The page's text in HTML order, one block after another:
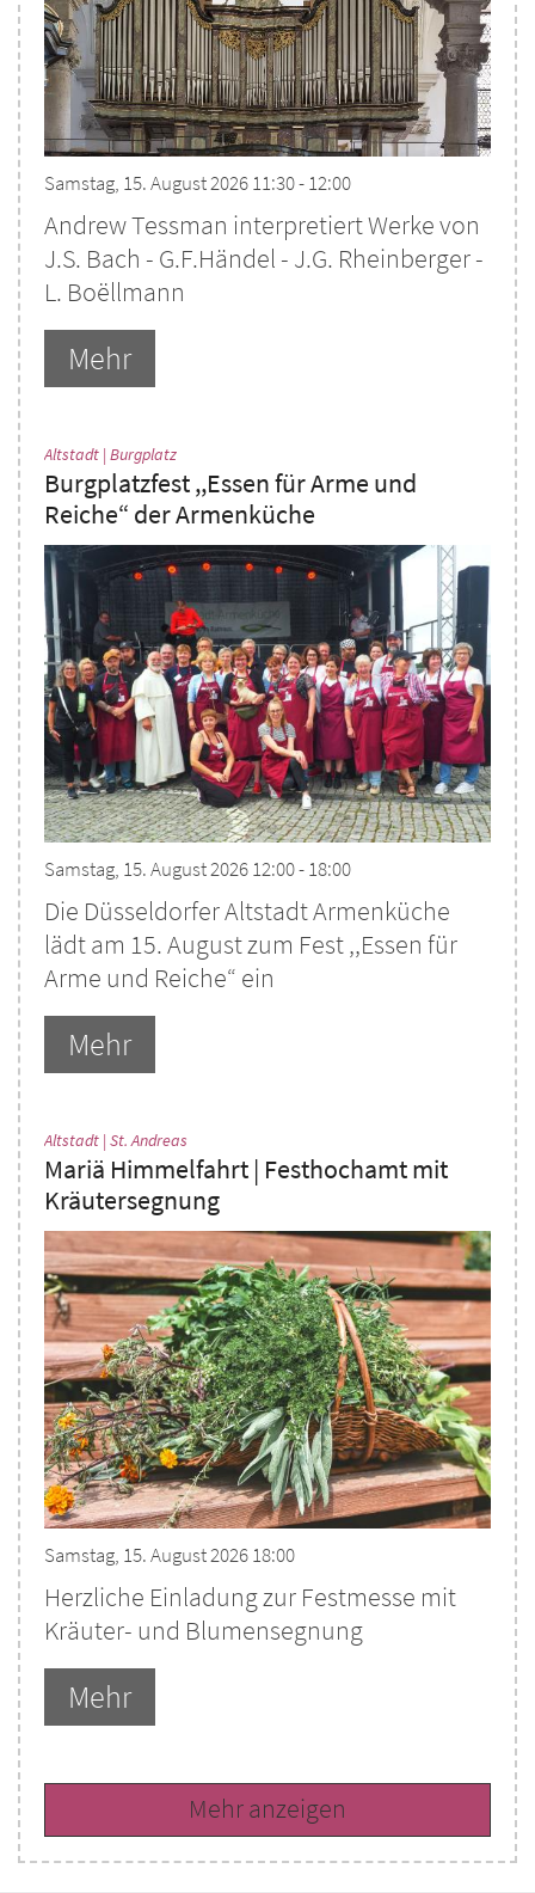
Samstag, 15. August 2026 11:30 - 12:00
Andrew Tessman interpretiert Werke von
J.S. Bach - G.F.Händel - J.G. Rheinberger -
L. Boëllmann
Mehr
Altstadt | Burgplatz:
Burgplatzfest ,,Essen für Arme und
Reiche“ der Armenküche
Samstag, 15. August 2026 12:00 - 18:00
Die Düsseldorfer Altstadt Armenküche
lädt am 15. August zum Fest ,,Essen für
Arme und Reiche“ ein
Mehr
Altstadt | St. Andreas
Mariä Himmelfahrt | Festhochamt mit
Kräutersegnung
Samstag, 15. August 2026 18:00
Herzliche Einladung zur Festmesse mit
Kräuter- und Blumensegnung
Mehr
Mehr anzeigen